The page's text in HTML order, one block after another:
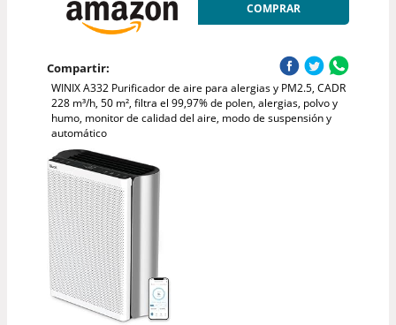
COMPRAR
Compartir:
WINIX A332 Purificador de aire para alergias y PM2.5, CADR
228 m³/h, 50 m², filtra el 99,97% de polen, alergias, polvo y
humo, monitor de calidad del aire, modo de suspensión y
automático